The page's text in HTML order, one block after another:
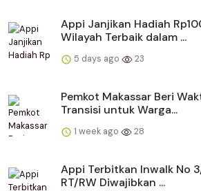
Appi Janjikan Hadiah
Wilayah Terbaik dalam ...
5 days ago 23
Pemkot Makassar Beri
Transisi untuk Warga...
1 week ago 28
Appi Terbitkan Inwalk No
RT/RW Diwajibkan ...